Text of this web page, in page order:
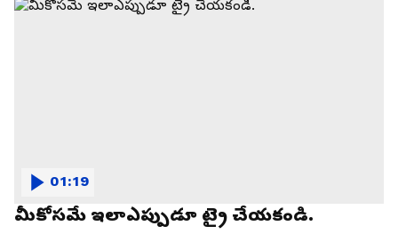
మీకోసమే ఇలాఎప్పుడూ ట్రై చేయకండి.
01:19